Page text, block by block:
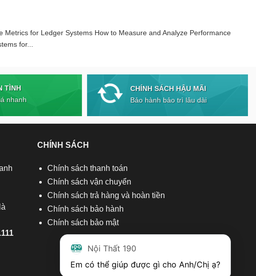
Metrics for Ledger Systems How to Measure and Analyze Performance
for...
TÌNH
nhanh
CHÍNH SÁCH HẬU MÃI
Bảo hành bảo trì lâu dài
CHÍNH SÁCH
Chính sách thanh toán
Chính sách vận chuyển
Chính sách trả hàng và hoàn tiền
Chính sách bảo hành
Chính sách bảo mật
Nội Thất 190